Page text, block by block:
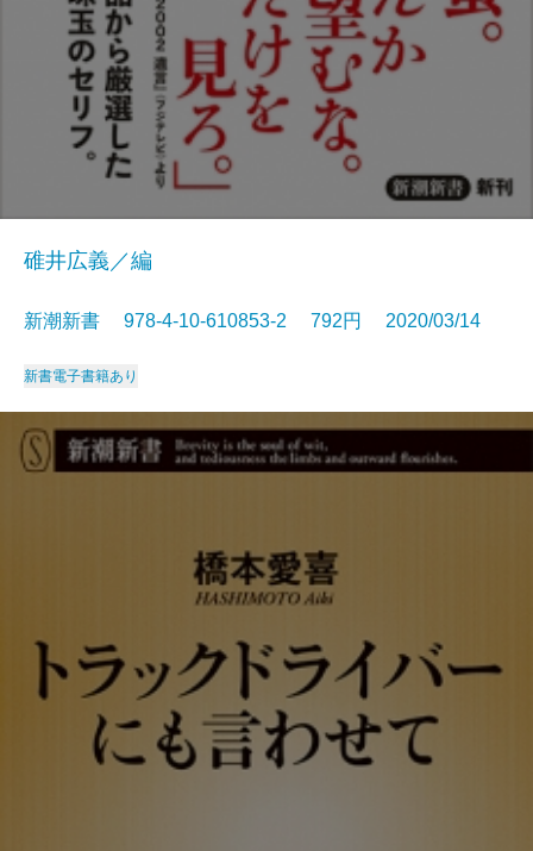
碓井広義／編
新潮新書 978-4-10-610853-2 792円 2020/03/14
新書電子書籍あり